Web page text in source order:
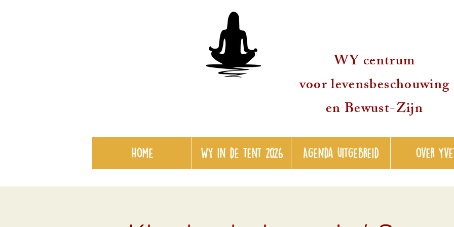
WY centrum
voor levensbeschouwing
en Bewust-Zijn
Home WY in de tent 2026 Agenda uitgebreid over